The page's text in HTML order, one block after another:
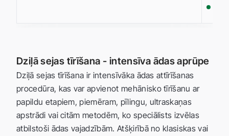
Dziļā sejas tīrīšana - intensīva ādas aprūpe
Dziļā sejas tīrīšana ir intensīvāka ādas attīrīšanas
procedūra, kas var apvienot mehānisko tīrīšanu ar
papildu etapiem, piemēram, pīlingu, ultraskaņas
apstrādi vai citām metodēm, ko speciālists izvēlas
atbilstoši ādas vajadzībām. Atšķirībā no klasiskas vai